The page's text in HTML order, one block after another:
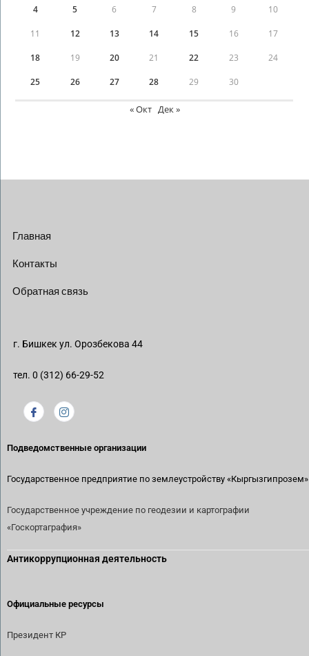
4 5 6 7 8 9 10
11 12 13 14 15 16 17
18 19 20 21 22 23 24
25 26 27 28 29 30
« Окт Дек »
Главная
Контакты
Обратная связь
г. Бишкек ул. Орозбекова 44
тел. 0 (312) 66-29-52
Подведомственные организации
Государственное предприятие по землеустройству «Кыргызгипрозем»
Государственное учреждение по геодезии и картографии
«Госкортаграфия»
Антикоррупционная деятельность
Официальные ресурсы
Президент КР